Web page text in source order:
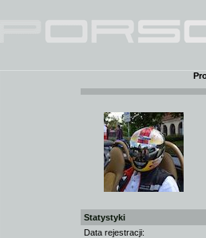
Statystyki
Data rejestracji: